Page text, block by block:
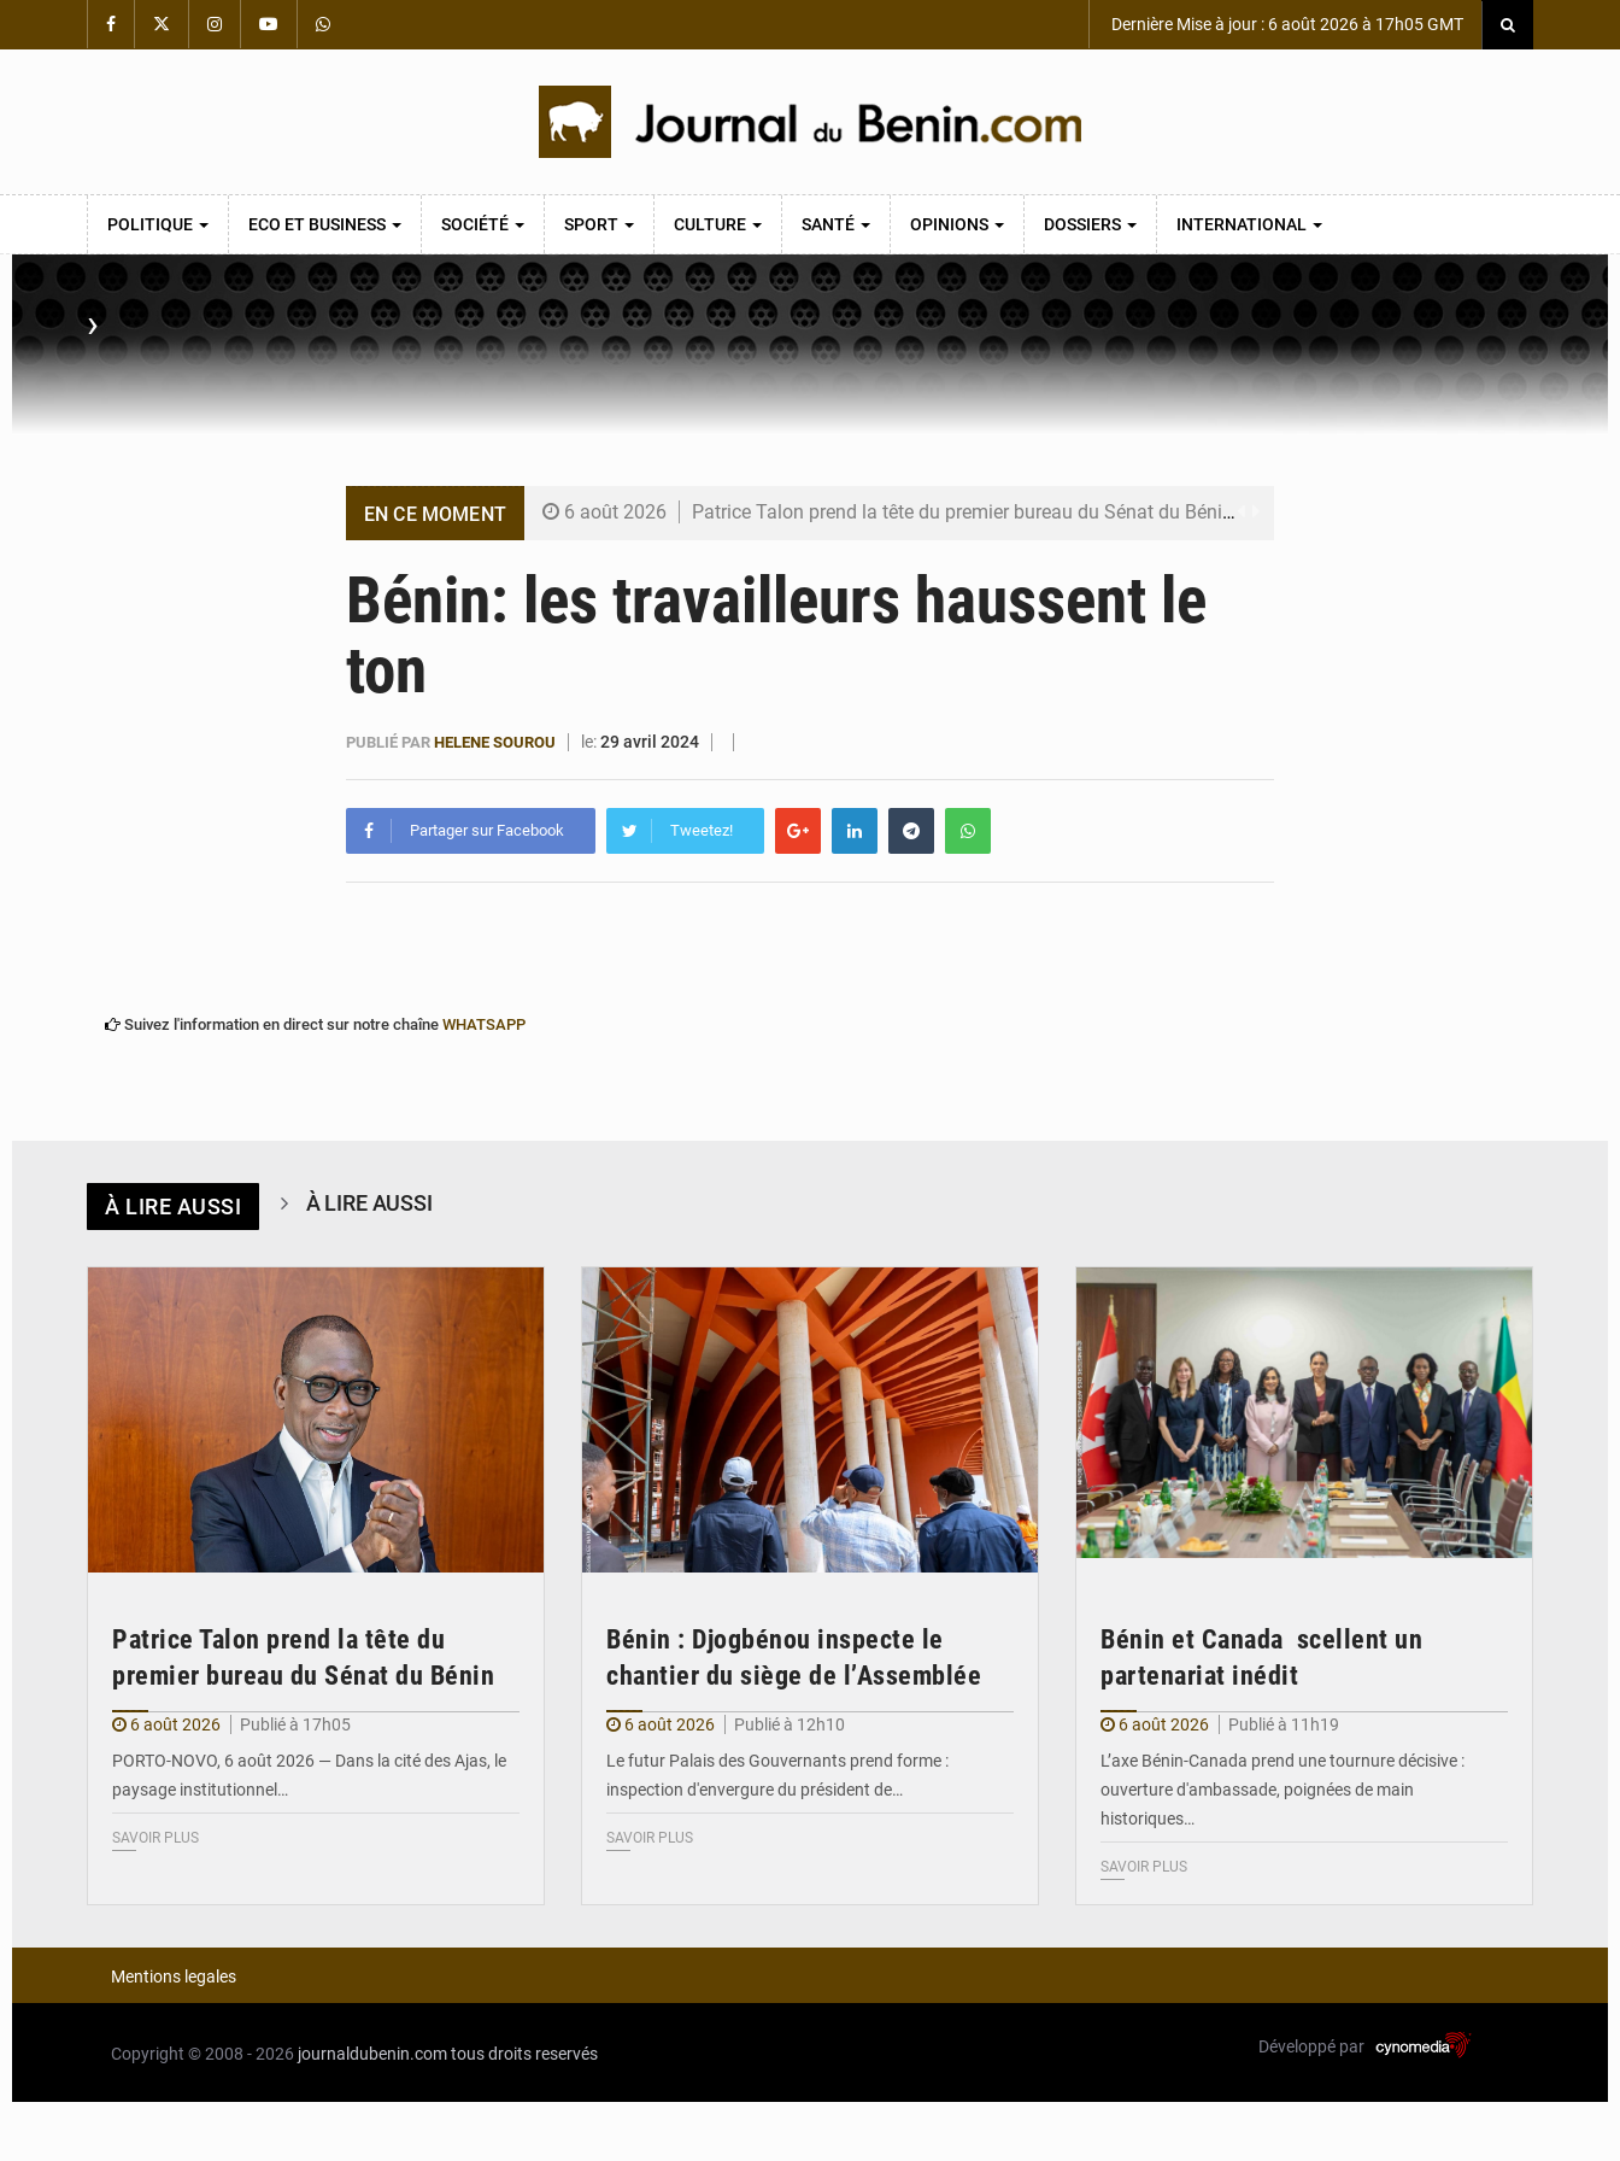
Dernière Mise à jour : 6 août 2026 à 17h05 GMT
POLITIQUE ECO ET BUSINESS SOCIÉTÉ SPORT CULTURE SANTÉ OPINIONS DOSSIERS INTERNATIONAL
›
EN CE MOMENT 6 août 2026 Patrice Talon prend la tête du premier bureau du Sénat du Bénin
6 août 2026 Bénin et Canada scellent un partenariat inédit
Bénin: les travailleurs haussent le
ton
PUBLIÉ PAR HELENE SOUROU le:29 avril 2024
Partager sur Facebook Tweetez!
Suivez l'information en direct sur notre chaîne WHATSAPP
À LIRE AUSSI À LIRE AUSSI
Patrice Talon prend la tête du
premier bureau du Sénat du Bénin
6 août 2026
Publié à 17h05
PORTO-NOVO, 6 août 2026 — Dans la cité des Ajas, le
paysage institutionnel…
SAVOIR PLUS
Bénin : Djogbénou inspecte le
chantier du siège de l’Assemblée
6 août 2026
Publié à 12h10
Le futur Palais des Gouvernants prend forme :
inspection d'envergure du président de…
SAVOIR PLUS
Bénin et Canada scellent un
partenariat inédit
6 août 2026
Publié à 11h19
L’axe Bénin-Canada prend une tournure décisive :
ouverture d'ambassade, poignées de main
historiques…
SAVOIR PLUS
Mentions legales
Copyright © 2008 - 2026 journaldubenin.comtous droits reservés Développé par